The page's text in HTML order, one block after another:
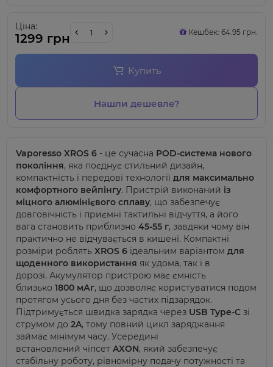
Ціна:
1299 грн Кешбек: 64.95 грн.
Купить
Нашли дешевле?
Vaporesso XROS 6 - це сучасна POD-система нового
покоління, яка поєднує стильний дизайн,
компактність і передові технології для максимально
комфортного вейпінгу. Пристрій виконаний із
міцного алюмінієвого сплаву, що забезпечує
довговічність і приємні тактильні відчуття, а його
вага становить приблизно 45-55 г, завдяки чому він
практично не відчувається в кишені. Компактні
розміри роблять XROS 6 ідеальним варіантом для
щоденного використання як удома, так і в
дорозі. Акумулятор пристрою має ємність
близько 1800 мАг, що дозволяє користуватися подом
протягом усього дня без частих підзарядок.
Підтримується швидка зарядка через USB Type-C зі
струмом до 2A, тому повний цикл заряджання
займає мінімум часу. Усередині
встановлений чіпсет AXON, який забезпечує
стабільну роботу, рівномірну подачу потужності та